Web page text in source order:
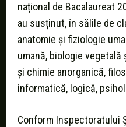
național de Bacalaureat
au susținut, în sălile de
anatomie și fiziologie
umană, biologie vegetală
și chimie anorganică,
informatică, logică,
Conform Inspectoratului